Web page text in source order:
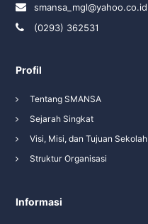
smansa_mgl@yahoo.co.id
(0293) 362531
Profil
Tentang SMANSA
Sejarah Singkat
Visi, Misi, dan Tujuan Sekolah
Struktur Organisasi
Informasi